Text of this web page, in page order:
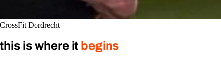
CrossFit Dordrecht
this is where it begins